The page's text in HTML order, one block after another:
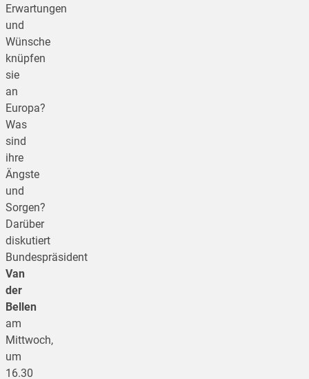
Erwartungen
und
Wünsche
knüpfen
sie
an
Europa?
Was
sind
ihre
Ängste
und
Sorgen?
Darüber
diskutiert
Bundespräsident
Van
der
Bellen
am
Mittwoch,
um
16.30